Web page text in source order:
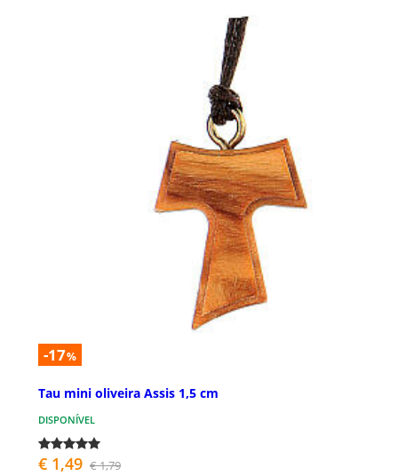
-17%
Tau mini oliveira Assis 1,5 cm
DISPONÍVEL
€ 1,49 € 1,79